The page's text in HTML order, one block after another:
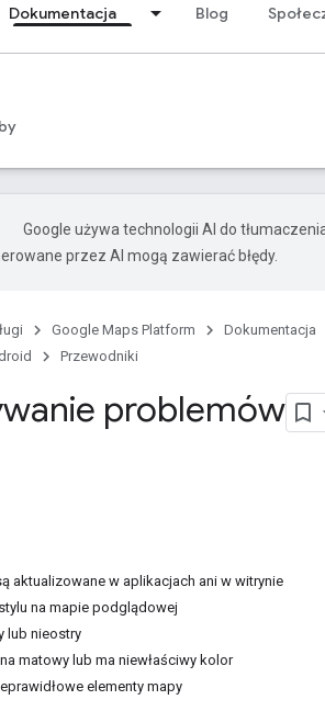
Dokumentacja Blog
Google używa technologii AI do
przez AI mogą zawierać błędy.
Google Maps Platform Dokumentacja
Przewodniki
problemów
aktualizowane w aplikacjach ani w witrynie
na mapie podglądowej
lub nieostry
matowy lub ma niewłaściwy kolor
elementy mapy